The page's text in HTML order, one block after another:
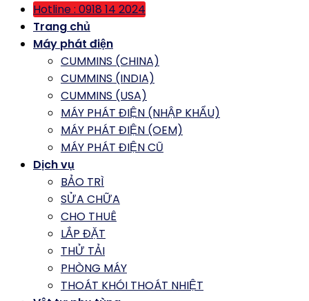
Hotline : 0918 14 2024
Trang chủ
Máy phát điện
CUMMINS (CHINA)
CUMMINS (INDIA)
CUMMINS (USA)
MÁY PHÁT ĐIỆN (NHẬP KHẨU)
MÁY PHÁT ĐIỆN (OEM)
MÁY PHÁT ĐIỆN CŨ
Dịch vụ
BẢO TRÌ
SỬA CHỮA
CHO THUÊ
LẮP ĐẶT
THỬ TẢI
PHÒNG MÁY
THOÁT KHÓI THOÁT NHIỆT